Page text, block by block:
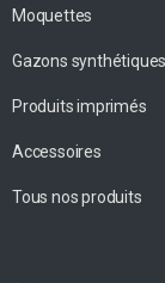
Moquettes
Gazons synthétiques
Produits imprimés
Accessoires
Tous nos produits